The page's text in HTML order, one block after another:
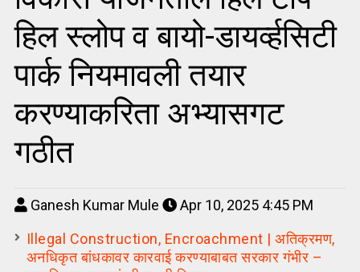
हिल स्लोप व बायो-डायर्व्हसिटी
पार्क नियमावली तयार
करण्याकरिता अभ्यासगट
गठीत
Ganesh Kumar Mule
Apr 10, 2025 4:45 PM
Illegal Construction, Encroachment | अतिक्रमण,
अनधिकृत बांधकावर कारवाई करण्याबाबत सरकार गंभीर –